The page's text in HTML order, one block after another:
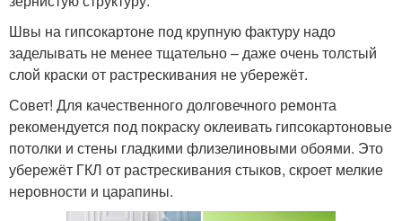
Швы на гипсокартоне под крупную фактуру надо
заделывать не менее тщательно – даже очень толстый
слой краски от растрескивания не убережёт.
Совет! Для качественного долговечного ремонта
рекомендуется под покраску оклеивать гипсокартоновые
потолки и стены гладкими флизелиновыми обоями. Это
убережёт ГКЛ от растрескивания стыков, скроет мелкие
неровности и царапины.